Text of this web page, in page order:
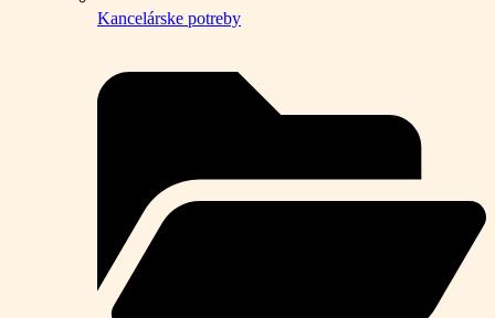
Kancelárske potreby